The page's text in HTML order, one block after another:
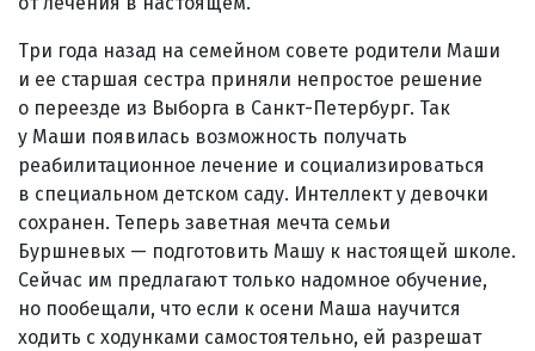
Три года назад на семейном совете родители Маши
и ее старшая сестра приняли непростое решение
о переезде из Выборга в Санкт-Петербург. Так
у Маши появилась возможность получать
реабилитационное лечение и социализироваться
в специальном детском саду. Интеллект у девочки
сохранен. Теперь заветная мечта семьи
Буршневых — подготовить Машу к настоящей школе.
Сейчас им предлагают только надомное обучение,
но пообещали, что если к осени Маша научится
ходить с ходунками самостоятельно, ей разрешат